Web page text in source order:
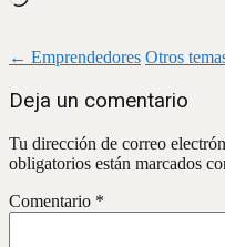
Navegación
de
← Emprendedores Otros
Deja un comentario
Tu dirección de correo
obligatorios están marcados
Comentario *